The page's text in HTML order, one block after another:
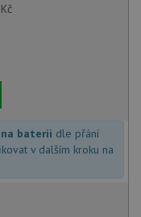
Kč
baterii dle přání
v dalším kroku na